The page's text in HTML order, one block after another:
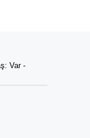
Var -